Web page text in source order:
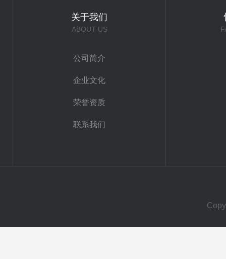
关于我们
ABOUT US
公司简介
企业文化
荣誉资质
联系我们